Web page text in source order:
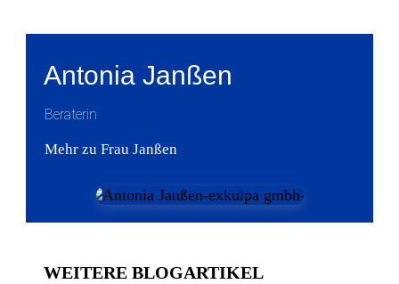
Antonia Janßen
Beraterin
Mehr zu Frau Janßen
WEITERE BLOGARTIKEL